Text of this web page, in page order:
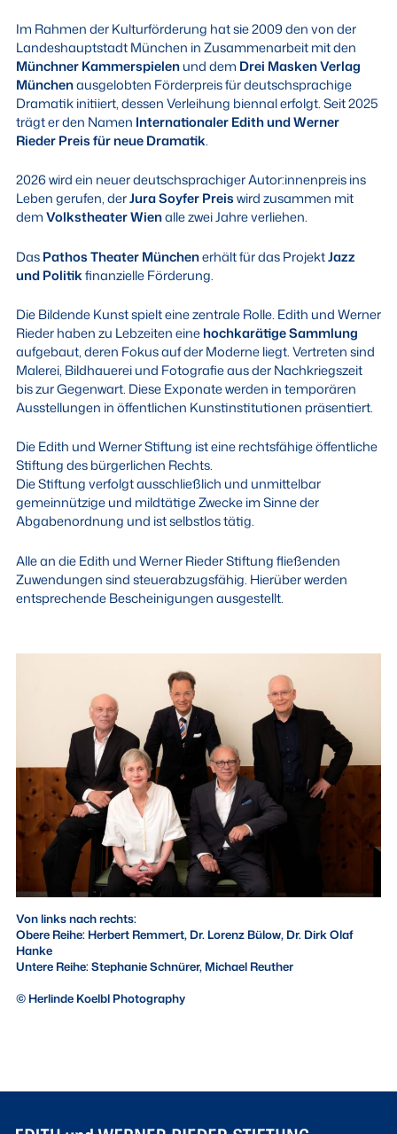
Im Rahmen der Kulturförderung hat sie 2009 den von der
Landeshauptstadt München in Zusammenarbeit mit den
Münchner Kammerspielenund dem Drei Masken Verlag
Münchenausgelobten Förderpreis für deutschsprachige
Dramatik initiiert, dessen Verleihung biennal erfolgt. Seit 2025
trägt er den Namen Internationaler Edith und Werner
Rieder Preis für neue Dramatik.
2026 wird ein neuer deutschsprachiger Autor:innenpreis ins
Leben gerufen, derJura Soyfer Preiswird zusammen mit
demVolkstheater Wienalle zwei Jahre verliehen.
DasPathos Theater Münchenerhält für das ProjektJazz
und Politikfinanzielle Förderung.
Die Bildende Kunst spielt eine zentrale Rolle. Edith und Werner
Rieder haben zu Lebzeiten einehochkarätige Sammlung
aufgebaut, deren Fokus auf der Moderne liegt. Vertreten sind
Malerei, Bildhauerei und Fotografie aus der Nachkriegszeit
bis zur Gegenwart. Diese Exponate werden in temporären
Ausstellungen in öffentlichen Kunstinstitutionen präsentiert.
Die Edith und Werner Stiftung ist eine rechtsfähige öffentliche
Stiftung des bürgerlichen Rechts.
Die Stiftung verfolgt ausschließlich und unmittelbar
gemeinnützige und mildtätige Zwecke im Sinne der
Abgabenordnung und ist selbstlos tätig.
Alle an die Edith und Werner Rieder Stiftung fließenden
Zuwendungen sind steuerabzugsfähig. Hierüber werden
entsprechende Bescheinigungen ausgestellt.
Von links nach rechts:
Obere Reihe: Herbert Remmert, Dr. Lorenz Bülow, Dr. Dirk Olaf
Hanke
Untere Reihe: Stephanie Schnürer, Michael Reuther
© Herlinde Koelbl Photography